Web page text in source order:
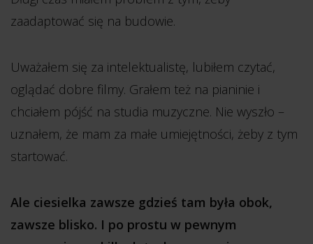
zaadaptować się na budowie.
Uważałem się za intelektualistę, lubiłem czytać,
oglądać dobre filmy. Grałem też na pianinie i
chciałem pójść na studia muzyczne. Nie wyszło –
uznałem, że mam za małe umiejętności, żeby z tym
startować.
Ale ciesielka zawsze gdzieś tam była obok,
zawsze blisko. I po prostu w pewnym